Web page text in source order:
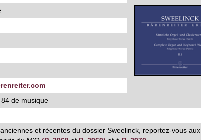
de musique
et récentes du dossier Sweelinck, reportez-vous aux